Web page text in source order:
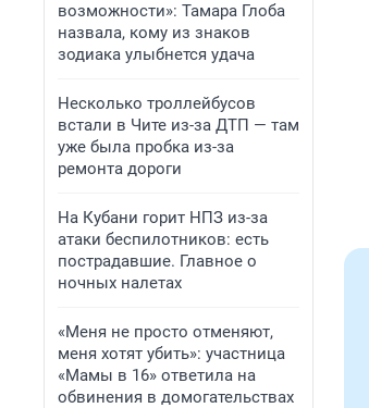
возможности»: Тамара Глоба
назвала, кому из знаков
зодиака улыбнется удача
Несколько троллейбусов
встали в Чите из-за ДТП — там
уже была пробка из-за
ремонта дороги
На Кубани горит НПЗ из-за
атаки беспилотников: есть
пострадавшие. Главное о
ночных налетах
«Меня не просто отменяют,
меня хотят убить»: участница
«Мамы в 16» ответила на
обвинения в домогательствах